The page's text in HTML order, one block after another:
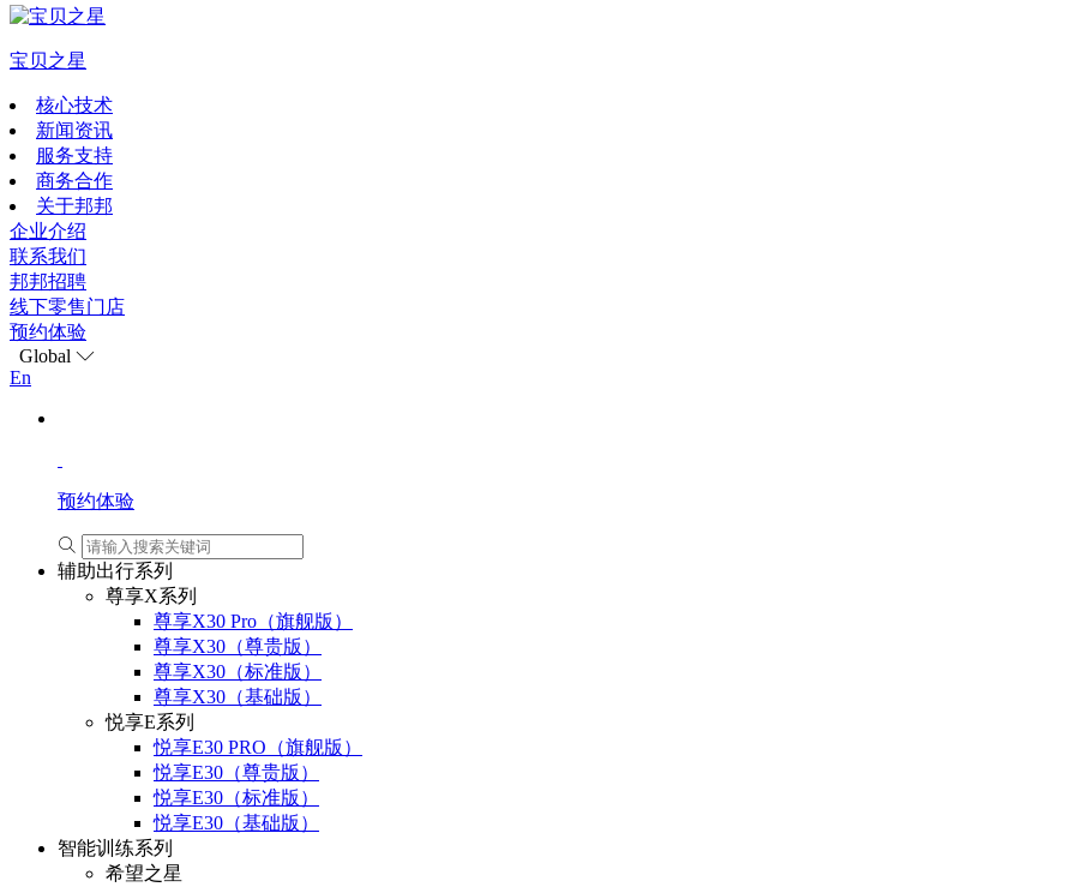
宝贝之星
核心技术
新闻资讯
服务支持
商务合作
关于邦邦
企业介绍
联系我们
邦邦招聘
线下零售门店
预约体验
Global
En
预约体验
辅助出行系列
尊享X系列
尊享X30 Pro（旗舰版）
尊享X30（尊贵版）
尊享X30（标准版）
尊享X30（基础版）
悦享E系列
悦享E30 PRO（旗舰版）
悦享E30（尊贵版）
悦享E30（标准版）
悦享E30（基础版）
智能训练系列
希望之星